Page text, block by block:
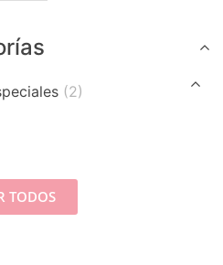
(2)
TODOS